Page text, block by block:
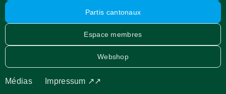
Médias
Impressum ↗↗
Partis cantonaux
Espace membres
Webshop